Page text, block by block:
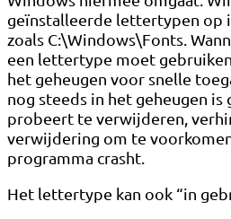
geïnstalleerde lettertypen op
zoals C:\Windows\Fonts.
een lettertype moet
het geheugen voor snelle
nog steeds in het geheugen is
probeert te verwijderen,
verwijdering om te
programma crasht.
Het lettertype kan ook “in